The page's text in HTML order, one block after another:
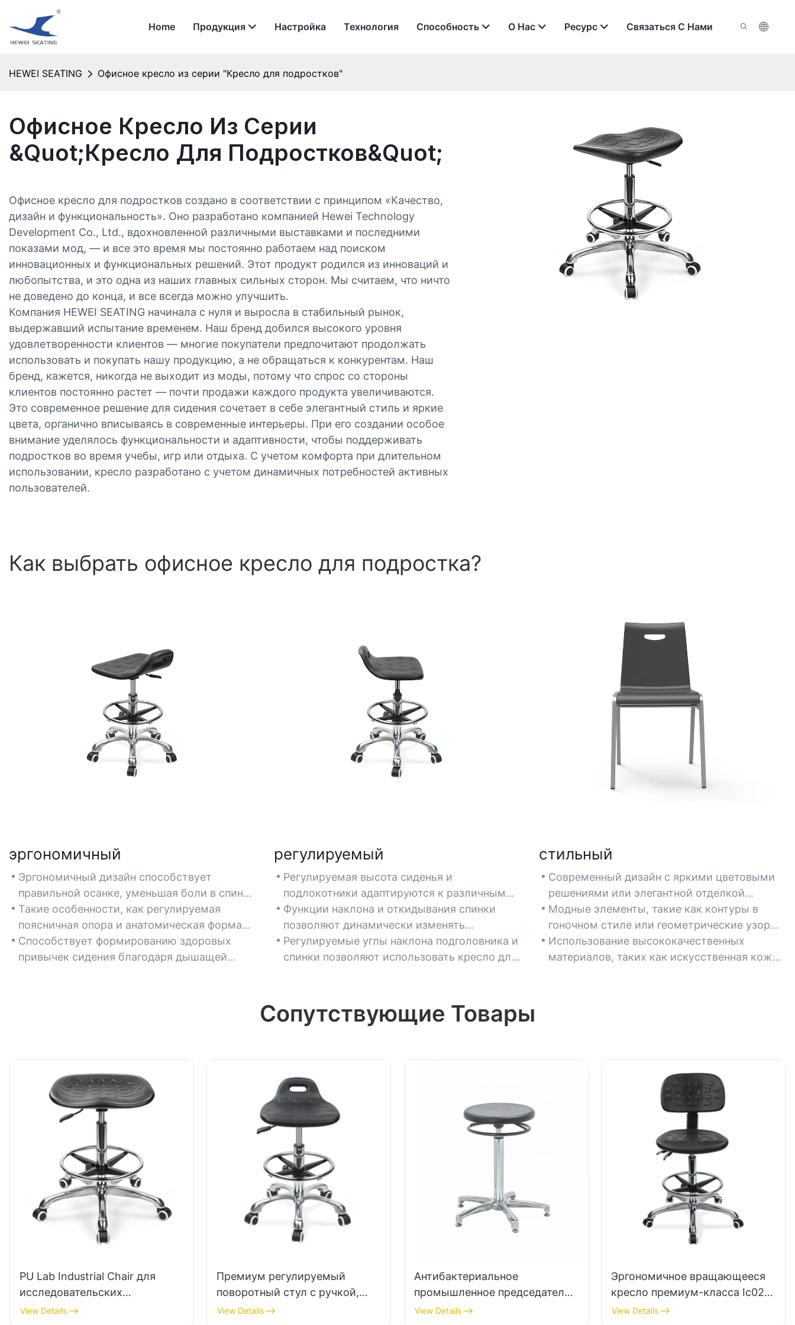
Home Продукция Настройка Технология Способность О Нас Ресурс Связаться С Нами
HEWEI SEATING Офисное кресло из серии "Кресло для подростков"
Офисное Кресло Из Серии
&quot;Кресло Для Подростков&quot;
Офисное кресло для подростков создано в соответствии с принципом «Качество,
дизайн и функциональность». Оно разработано компанией Hewei Technology
Development Co., Ltd., вдохновленной различными выставками и последними
показами мод, — и все это время мы постоянно работаем над поиском
инновационных и функциональных решений. Этот продукт родился из инноваций и
любопытства, и это одна из наших главных сильных сторон. Мы считаем, что ничто
не доведено до конца, и все всегда можно улучшить.
Компания HEWEI SEATING начинала с нуля и выросла в стабильный рынок,
выдержавший испытание временем. Наш бренд добился высокого уровня
удовлетворенности клиентов — многие покупатели предпочитают продолжать
использовать и покупать нашу продукцию, а не обращаться к конкурентам. Наш
бренд, кажется, никогда не выходит из моды, потому что спрос со стороны
клиентов постоянно растет — почти продажи каждого продукта увеличиваются.
Это современное решение для сидения сочетает в себе элегантный стиль и яркие
цвета, органично вписываясь в современные интерьеры. При его создании особое
внимание уделялось функциональности и адаптивности, чтобы поддерживать
подростков во время учебы, игр или отдыха. С учетом комфорта при длительном
использовании, кресло разработано с учетом динамичных потребностей активных
пользователей.
Как выбрать офисное кресло для подростка?
эргономичный
Эргономичный дизайн способствует
правильной осанке, уменьшая боли в спине
и усталость во время длительных учебных
или игровых сессий у подростков.
Такие особенности, как регулируемая
поясничная опора и анатомическая форма
сиденья, соответствуют естественному
изгибу позвоночника, обеспечивая
Способствует формированию здоровых
привычек сидения благодаря дышащей
регулируемый
Регулируемая высота сиденья и
подлокотники адаптируются к различным
типам телосложения и конфигурации
рабочего стола, обеспечивая
индивидуальный комфорт для растущих
подростков.
Функции наклона и откидывания спинки
позволяют динамически изменять
положение тела, обеспечивая баланс между
концентрацией внимания и расслаблением
Регулируемые углы наклона подголовника и
спинки позволяют использовать кресло для
стильный
Современный дизайн с яркими цветовыми
решениями или элегантной отделкой
прекрасно дополняет эстетику
подростковых комнат, от игровых зон до
минималистичных пространств.
Модные элементы, такие как контуры в
гоночном стиле или геометрические узоры,
придают любому рабочему пространству
молодежную, энергичную атмосферу.
Использование высококачественных
материалов, таких как искусственная кожа
Сопутствующие Товары
PU Lab Industrial Chair для
исследовательских
учреждений IC008 Tasted Buck
View Details
Премиум регулируемый
поворотный стул с ручкой,
межгальное пенопластовое
View Details
Антибактериальное
промышленное председатель
для семинарной сборочной
View Details
Эргономичное вращающееся
кресло премиум-класса Ic027
с регулируемой спинкой из
View Details